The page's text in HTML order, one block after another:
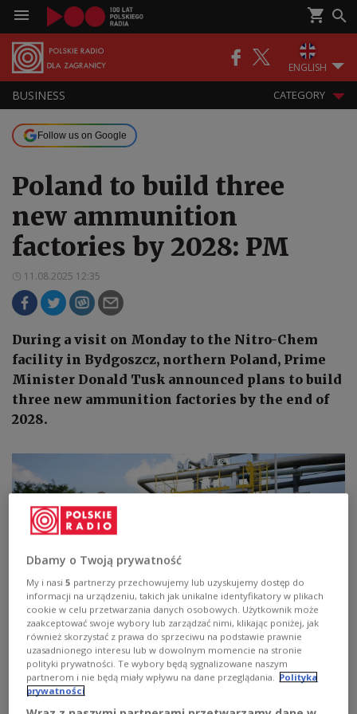
ENGLISH
BUSINESS CATEGORY
Follow us on Google
Poland to build three
new ammunition
factories by 2028: PM
11.08.2025 12:35
During a visit on Monday to the Nitro-Chem
facility in Bydgoszcz, northern Poland, Prime
Minister Donald Tusk announced plans to build
three new ammunition factories by the end of
2028.
From right: The head of the Polish government, Donald Tusk, and Cezary
Tomczyk, Poland's deputy minister of defence PAP/Mikołaj Kuras
Donald Tusk
Dbamy o Twoją prywatność
My i nasi5 partnerzy przechowujemy lub uzyskujemy dostęp do
informacji na urządzeniu, takich jak unikalne identyfikatory w plikach
cookie w celu przetwarzania danych osobowych. Użytkownik może
zaakceptować swoje wybory lub zarządzać nimi, klikając poniżej, jak
również skorzystać z prawa do sprzeciwu na podstawie prawnie
uzasadnionego interesu lub w dowolnym momencie na stronie
polityki prywatności. Te wybory będą sygnalizowane naszym
partnerom i nie będą miały wpływu na dane przeglądania.
Polityka
prywatności